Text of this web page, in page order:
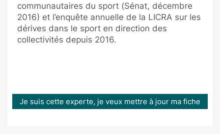
communautaires du sport (Sénat, décembre
2016) et l’enquête annuelle de la LICRA sur les
dérives dans le sport en direction des
collectivités depuis 2016.
Je suis cette experte, je veux mettre à jour ma fiche